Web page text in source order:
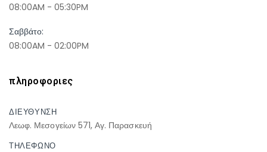
08:00AM - 05:30PM
Σαββάτο:
08:00AM - 02:00PM
πληροφοριες
ΔΙΕΥΘΥΝΣΗ
Λεωφ. Μεσογείων 571, Αγ. Παρασκευή
ΤΗΛΕΦΩΝΟ